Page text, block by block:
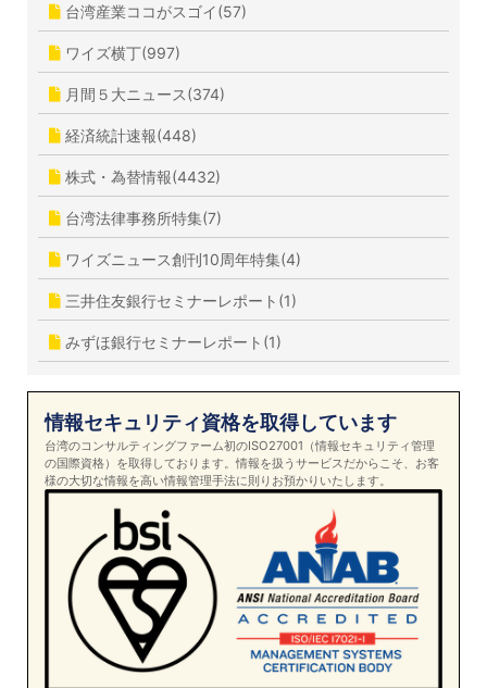
台湾産業ココがスゴイ(57)
ワイズ横丁(997)
月間５大ニュース(374)
経済統計速報(448)
株式・為替情報(4432)
台湾法律事務所特集(7)
ワイズニュース創刊10周年特集(4)
三井住友銀行セミナーレポート(1)
みずほ銀行セミナーレポート(1)
情報セキュリティ資格を取得しています
台湾のコンサルティングファーム初のISO27001（情報セキュリティ管理
の国際資格）を取得しております。情報を扱うサービスだからこそ、お客
様の大切な情報を高い情報管理手法に則りお預かりいたします。